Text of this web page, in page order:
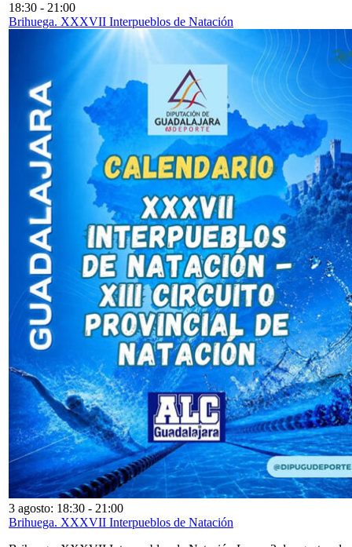
18:30 - 21:00
Brihuega. XXXVII Interpueblos de Natación
3 agosto: 18:30 - 21:00
Brihuega. XXXVII Interpueblos de Natación